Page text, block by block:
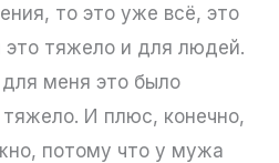
то это уже всё, это
это тяжело и для людей.
меня это было
И плюс, конечно,
потому что у мужа